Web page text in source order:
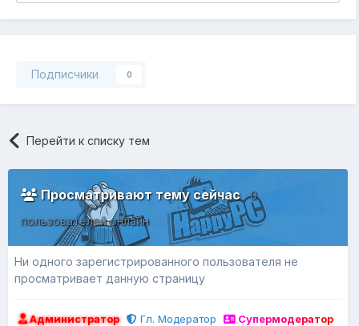
Подписчики 0
Перейти к списку тем
Просматривают тему сейчас0
пользователей онлайн
Ни одного зарегистрированного пользователя не
просматривает данную страницу
Администратор Гл. Модератор
Супермодератор